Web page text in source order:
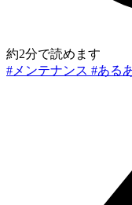
約2分で読めます
#メンテナンス #ある